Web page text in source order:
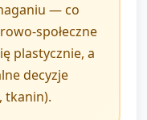
— co
społeczne
plastycznie, a
decyzje
tkanin).